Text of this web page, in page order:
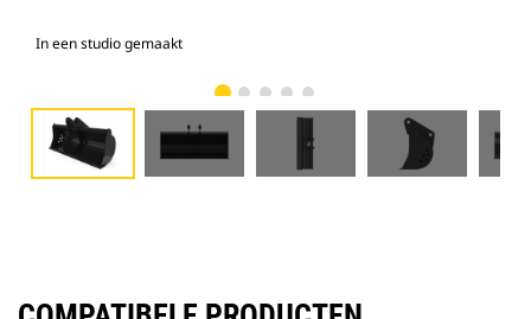
In een studio gemaakt